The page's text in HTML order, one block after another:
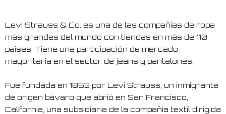
Levi Strauss & Co. es una de las compañías de ropa
más grandes del mundo con tiendas en más de 110
países. Tiene una participación de mercado
mayoritaria en el sector de jeans y pantalones.
Fue fundada en 1853 por Levi Strauss, un inmigrante
de origen bávaro que abrió en San Francisco,
California, una subsidiaria de la compañía textil dirigida